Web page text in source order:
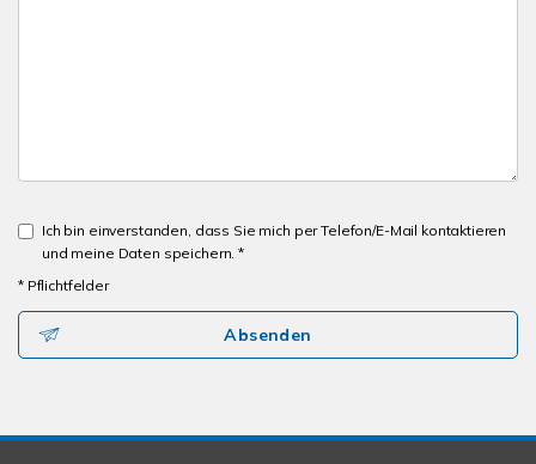
Ich bin einverstanden, dass Sie mich per Telefon/E-Mail kontaktieren
und meine Daten speichern. *
* Pflichtfelder
Absenden